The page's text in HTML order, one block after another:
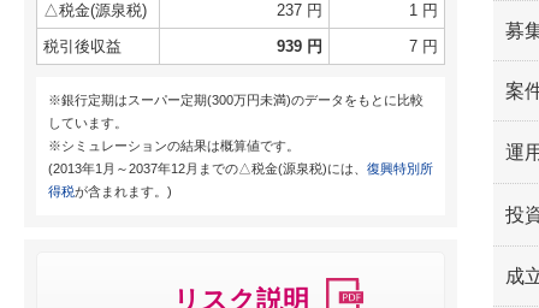
△税金(源泉税)
237 円
1 円
税引後収益
939 円 7 円
※銀行定期はスーパー定期(300万円未満)のデータをもとに比較
しています。
※シミュレーションの結果は概算値です。
(2013年1月～2037年12月までの△税金(源泉税)には、 復興特別所
得税が含まれます。)
リスク説明
募
案
運
投
成